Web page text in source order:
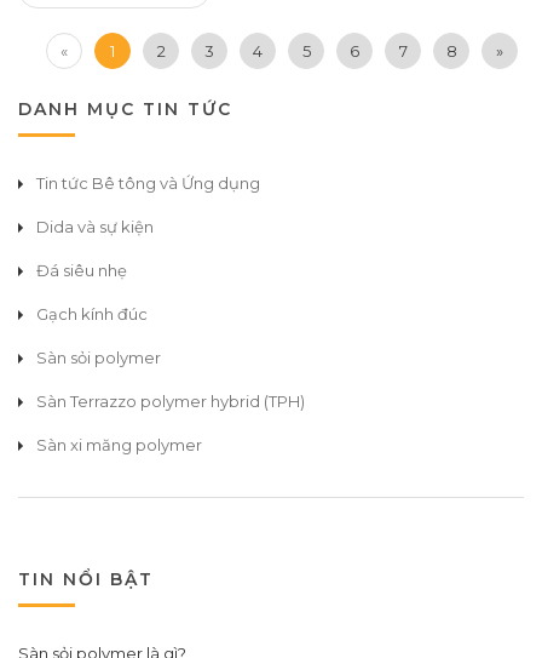
« 1 2 3 4 5 6 7 8 »
DANH MỤC TIN TỨC
Tin tức Bê tông và Ứng dụng
Dida và sự kiện
Đá siêu nhẹ
Gạch kính đúc
Sàn sỏi polymer
Sàn Terrazzo polymer hybrid (TPH)
Sàn xi măng polymer
TIN NỔI BẬT
Sàn sỏi polymer là gì?